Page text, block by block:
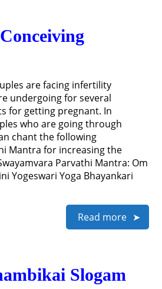
are facing infertility
undergoing for several
for getting pregnant. In
who are going through
chant the following
Mantra for increasing the
Parvathi Mantra: Om
Yogeswari Yoga Bhayankari
Read more
Slogam